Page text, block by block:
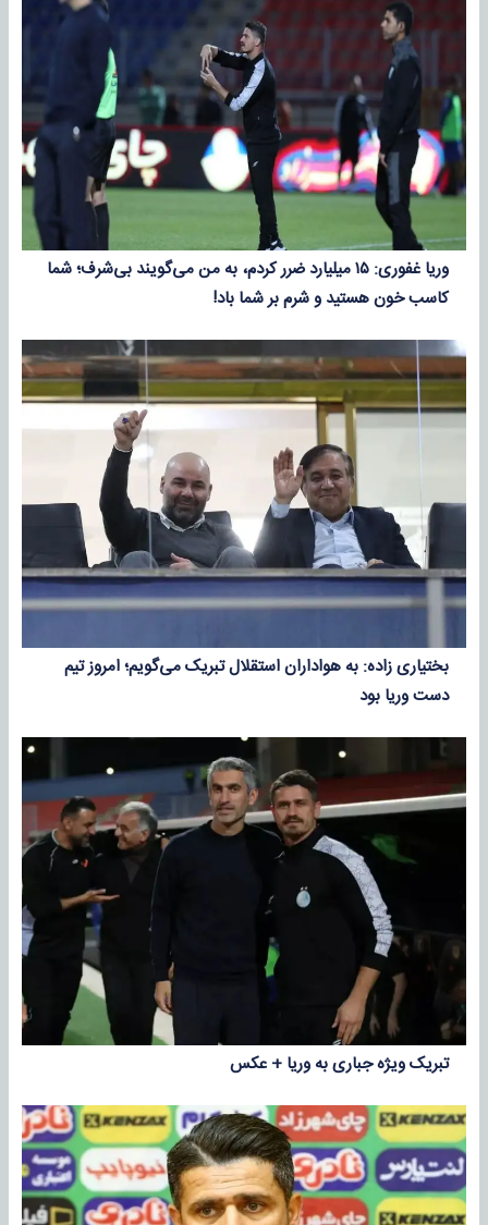
وریا غفوری: ۱۵ میلیارد ضرر کردم، به من می‌گویند بی‌شرف؛ شما
کاسب خون هستید و شرم بر شما باد!
بختیاری زاده: به هواداران استقلال تبریک می‌گویم؛ امروز تیم
دست وریا بود
تبریک ویژه جباری به وریا + عکس